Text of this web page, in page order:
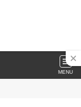
MENU